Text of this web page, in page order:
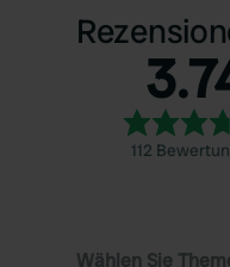
112
Wählen Sie